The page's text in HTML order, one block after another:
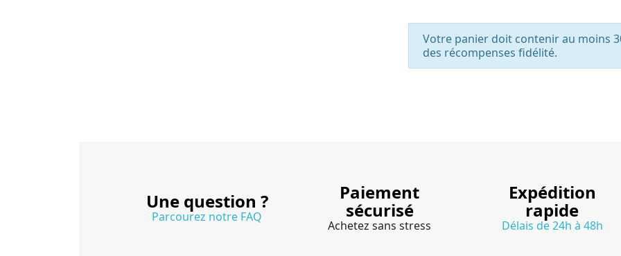
Votre panier doit contenir au moins
des récompenses fidélité.
Une question ?
Parcourez notre FAQ
Paiement
sécurisé
Achetez sans stress
Expédition
rapide
Délais de 24h à 48h